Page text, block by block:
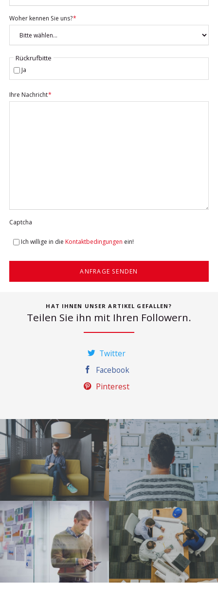
Pflichtfeld
Woher kennen Sie uns?*
Rückrufbitte
Ja
Pflichtfeld
Ihre Nachricht*
Captcha
Ich willige in die Kontaktbedingungen ein!
ANFRAGE SENDEN
HAT IHNEN UNSER ARTIKEL GEFALLEN?
Teilen Sie ihn mit Ihren Followern.
Twitter
Facebook
Pinterest